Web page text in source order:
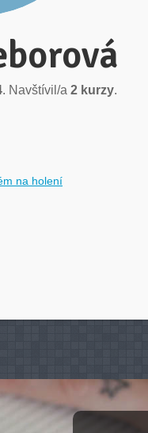
. Navštívil/a 2 kurzy.
na holení